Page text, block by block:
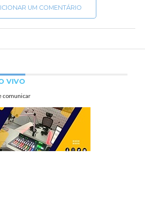
UM COMENTÁRIO
VIVO
comunicar